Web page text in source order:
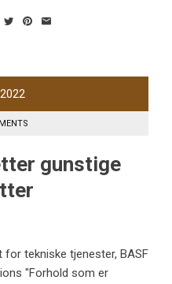
2022
gunstige
for tekniske tjenester, BASF
"Forhold som er